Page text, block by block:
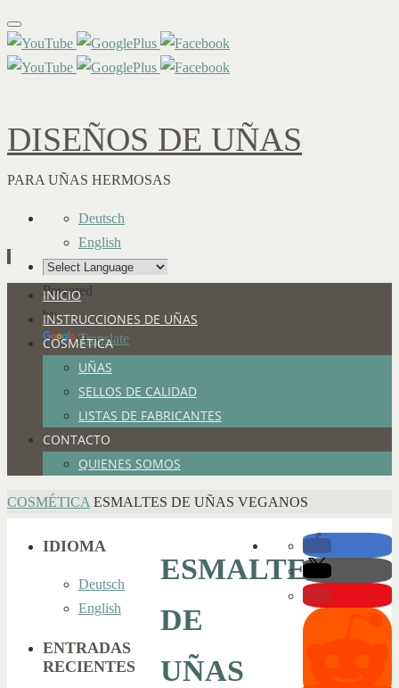
DISEÑOS DE UÑAS
PARA UÑAS HERMOSAS
Deutsch
English
Powered
by
Translate
contenido
INICIO
INSTRUCCIONES DE UÑAS
COSMÉTICA
UÑAS
SELLOS DE CALIDAD
LISTAS DE FABRICANTES
CONTACTO
QUIENES SOMOS
INICIO
COSMÉTICA ESMALTES DE UÑAS VEGANOS
ESMALTES
DE
UÑAS
IDIOMA
Deutsch
English
ENTRADAS
RECIENTES